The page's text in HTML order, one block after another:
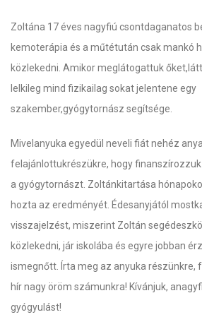
Zoltána 17 éves nagyfiú csontdaganatos
kemoterápia és a műtétután csak mankó
közlekedni. Amikor meglátogattuk
lelkileg mind fizikailag sokat jelentene egy
szakember,gyógytornász segítsége.
Mivelanyuka egyedül neveli fiát nehéz
felajánlottukrészükre, hogy
a gyógytornászt. Zoltánkitartása
hozta az eredményét. Édesanyjától
visszajelzést, miszerint Zoltán
közlekedni, jár iskolába és egyre jobban
ismegnőtt. Írta meg az anyuka részünkre,
hír nagy öröm számunkra! Kívánjuk,
gyógyulást!